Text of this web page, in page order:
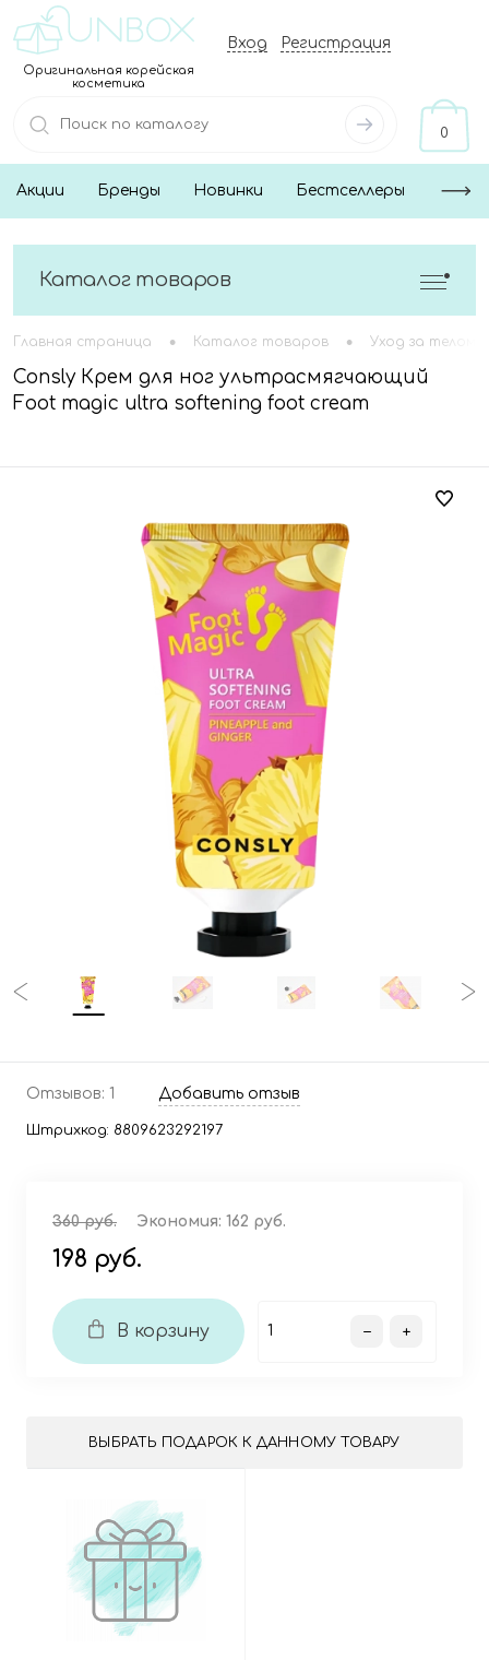
Оригинальная корейская
косметика
Вход Регистрация
0
Акции Бренды Новинки Бестселлеры
Каталог товаров
Главная страница • Каталог товаров • Уход за телом
Consly Крем для ног ультрасмягчающий
Foot magic ultra softening foot cream
Отзывов: 1 Добавить отзыв
Штрихкод: 8809623292197
360 руб. Экономия: 162 руб.
198 руб.
В корзину
ВЫБРАТЬ ПОДАРОК К ДАННОМУ ТОВАРУ